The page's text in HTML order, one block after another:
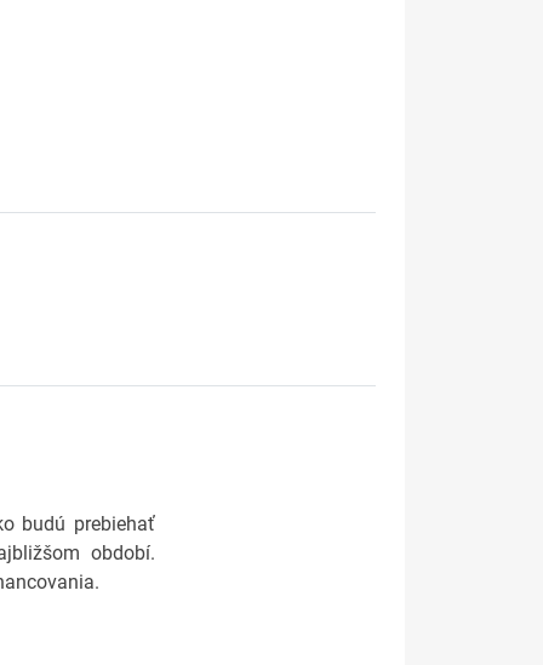
budú prebiehať
období.